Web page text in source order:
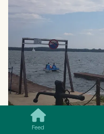
Feed
SMILES